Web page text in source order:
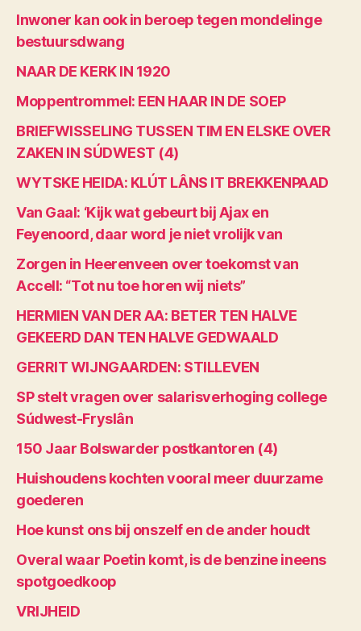
Inwoner kan ook in beroep tegen mondelinge
bestuursdwang
NAAR DE KERK IN 1920
Moppentrommel: EEN HAAR IN DE SOEP
BRIEFWISSELING TUSSEN TIM EN ELSKE OVER
ZAKEN IN SÚDWEST (4)
WYTSKE HEIDA: KLÚT LÂNS IT BREKKENPAAD
Van Gaal: ‘Kijk wat gebeurt bij Ajax en
Feyenoord, daar word je niet vrolijk van
Zorgen in Heerenveen over toekomst van
Accell: “Tot nu toe horen wij niets”
HERMIEN VAN DER AA: BETER TEN HALVE
GEKEERD DAN TEN HALVE GEDWAALD
GERRIT WIJNGAARDEN: STILLEVEN
SP stelt vragen over salarisverhoging college
Súdwest-Fryslân
150 Jaar Bolswarder postkantoren (4)
Huishoudens kochten vooral meer duurzame
goederen
Hoe kunst ons bij onszelf en de ander houdt
Overal waar Poetin komt, is de benzine ineens
spotgoedkoop
VRIJHEID